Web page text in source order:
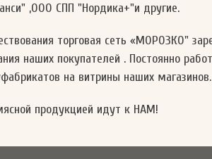
,ООО СПП "Нордика+"и другие.
торговая сеть «МОРОЗКО"
наших покупателей . Постоянно
на витрины наших магазинов.
продукцией идут к НАМ!